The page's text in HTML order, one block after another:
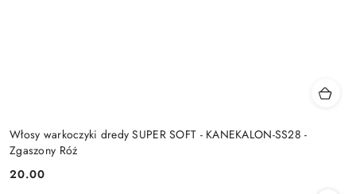
Włosy warkoczyki dredy SUPER SOFT - KANEKALON-SS28 -
Zgaszony Róż
Cena:
20.00